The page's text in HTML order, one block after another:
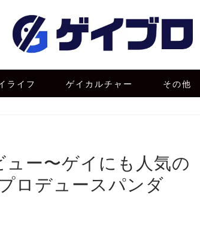
ライフ ゲイカルチャー その他
ー〜ゲイにも人気の
ロデュースパンダ